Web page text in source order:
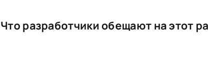
Что разработчики обещают на этот